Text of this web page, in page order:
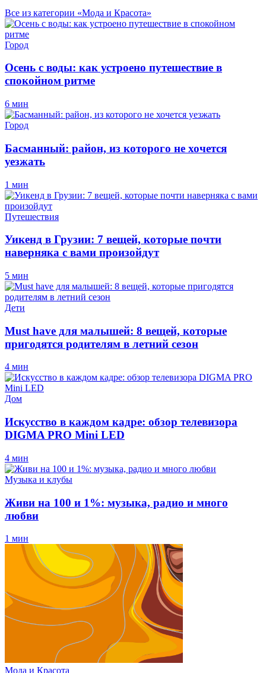
Все из категории «Мода и Красота»
Город
Осень с воды: как устроено путешествие в
спокойном ритме
6 мин
Город
Басманный: район, из которого не хочется
уезжать
1 мин
Путешествия
Уикенд в Грузии: 7 вещей, которые почти
наверняка с вами произойдут
5 мин
Дети
Must have для малышей: 8 вещей, которые
пригодятся родителям в летний сезон
4 мин
Дом
Искусство в каждом кадре: обзор телевизора
DIGMA PRO Mini LED
4 мин
Музыка и клубы
Живи на 100 и 1%: музыка, радио и много
любви
1 мин
Мода и Красота